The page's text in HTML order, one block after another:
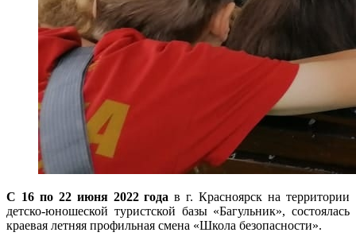
С 16 по 22 июня 2022 года в г. Красноярск на территории
детско-юношеской туристской базы «Багульник», состоялась
краевая летняя профильная смена «Школа безопасности».